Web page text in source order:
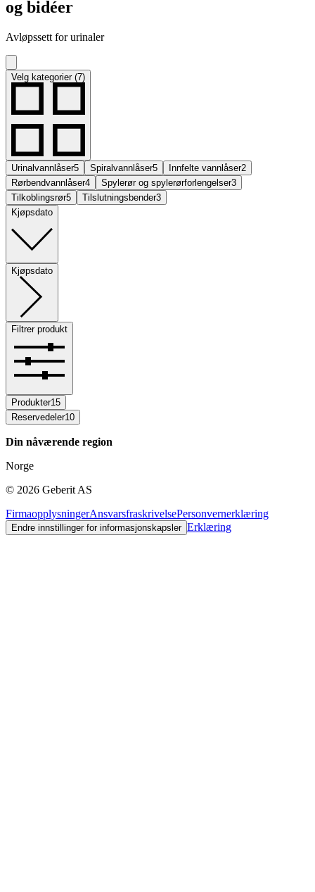
og bidéer
Avløpssett for urinaler
Velg kategorier (7)
Urinalvannlåser5 Spiralvannlåser5 Innfelte vannlåser2
Rørbendvannlåser4 Spylerør og spylerørforlengelser3
Tilkoblingsrør5 Tilslutningsbender3
Kjøpsdato
Kjøpsdato
Filtrer produkt
Produkter15
Reservedeler10
Din nåværende region
Norge
© 2026 Geberit AS
FirmaopplysningerAnsvarsfraskrivelsePersonvernerklæring
Endre innstillinger for informasjonskapsler Erklæring